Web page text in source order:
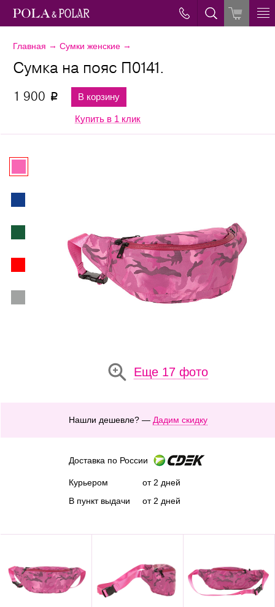
Главная → Сумки женские →
Еще 17 фото
Сумка на пояс П0141.
1 900 p В корзину
Купить в 1 клик
Нашли дешевле? — Дадим скидку
Доставка по России
Курьером
В пункт выдачи
от 2 дней
от 2 дней